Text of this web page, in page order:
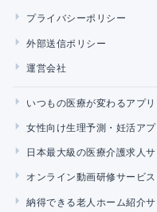
プライバシーポリシー
外部送信ポリシー
運営会社
いつもの医療が変わるアプリ
女性向け生理予測・妊活ア
日本最大級の医療介護求人
オンライン動画研修サービ
納得できる老人ホーム紹介サ